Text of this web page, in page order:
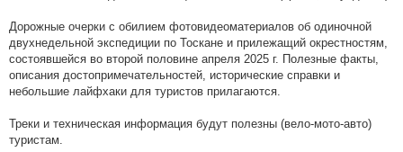
Дорожные очерки с обилием фотовидеоматериалов об одиночной
двухнедельной экспедиции по Тоскане и прилежащий окрестностям,
состоявшейся во второй половине апреля 2025 г. Полезные факты,
описания достопримечательностей, исторические справки и
небольшие лайфхаки для туристов прилагаются.
Треки и техническая информация будут полезны (вело-мото-авто)
туристам.